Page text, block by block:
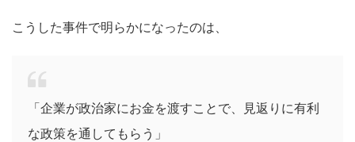
こうした事件で明らかになったのは、
「企業が政治家にお金を渡すことで、見返りに有利
な政策を通してもらう」